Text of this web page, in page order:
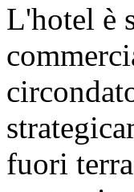
L'hotel è
fuori